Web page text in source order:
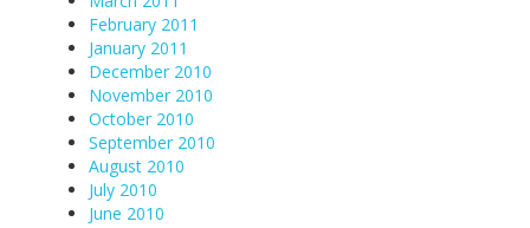
February 2011
January 2011
December 2010
November 2010
October 2010
September 2010
August 2010
July 2010
June 2010